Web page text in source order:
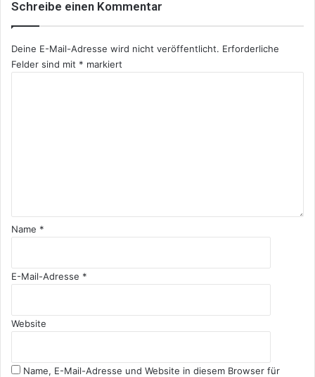
Schreibe einen Kommentar
Deine E-Mail-Adresse wird nicht veröffentlicht. Erforderliche
Felder sind mit * markiert
*
Name *
E-Mail-Adresse *
Website
Name, E-Mail-Adresse und Website in diesem Browser für